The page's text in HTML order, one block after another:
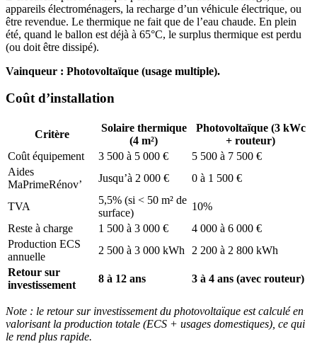
appareils électroménagers, la recharge d’un véhicule électrique, ou
être revendue. Le thermique ne fait que de l’eau chaude. En plein
été, quand le ballon est déjà à 65°C, le surplus thermique est perdu
(ou doit être dissipé).
Vainqueur : Photovoltaïque (usage multiple).
Coût d’installation
Critère
Solaire thermique
(4 m²)
Photovoltaïque (3 kWc
+ routeur)
Coût équipement
3 500 à 5 000 €
5 500 à 7 500 €
Aides
MaPrimeRénov’
Jusqu’à 2 000 € 0 à 1 500 €
TVA
5,5% (si < 50 m² de
surface)
10%
Reste à charge
1 500 à 3 000 €
4 000 à 6 000 €
Production ECS
annuelle
2 500 à 3 000 kWh
2 200 à 2 800 kWh
Retour sur
investissement
8 à 12 ans 3 à 4 ans (avec routeur)
Note : le retour sur investissement du photovoltaïque est calculé en
valorisant la production totale (ECS + usages domestiques), ce qui
le rend plus rapide.